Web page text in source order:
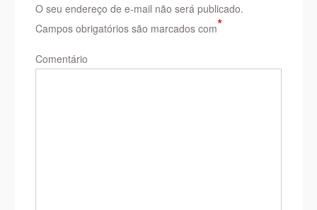
O seu endereço de e-mail não será publicado.
Campos obrigatórios são marcados com*
Comentário